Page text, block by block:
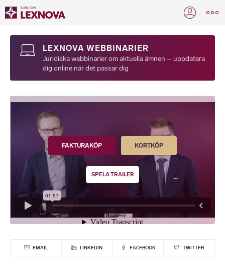
LEXNOVA WEBBINARIER
Juridiska webbinarier om aktuella ämnen – uppdatera
dig online när det passar dig
FAKTURAKÖP KORTKÖP
SPELA TRAILER
EMAIL LINKEDIN FACEBOOK TWITTER